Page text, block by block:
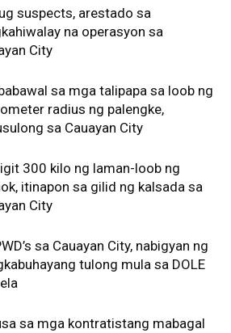
suspects, arestado sa
na operasyon sa
City
sa mga talipapa sa loob ng
radius ng palengke,
sa Cauayan City
300 kilo ng laman-loob ng
itinapon sa gilid ng kalsada sa
City
sa Cauayan City, nabigyan ng
tulong mula sa DOLE
sa mga kontratistang mabagal